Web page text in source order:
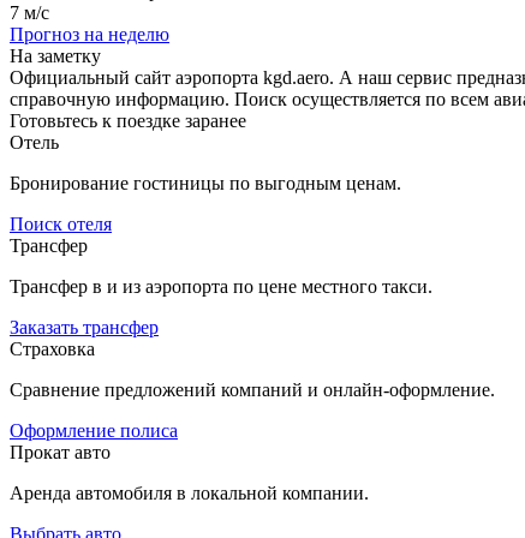
7 м/с
Прогноз на неделю
На заметку
Официальный сайт аэропорта kgd.aero. А наш сервис
справочную информацию. Поиск осуществляется по всем
Готовьтесь к поездке заранее
Отель
Бронирование гостиницы по выгодным ценам.
Поиск отеля
Трансфер
Трансфер в и из аэропорта по цене местного такси.
Заказать трансфер
Страховка
Сравнение предложений компаний и онлайн-оформление.
Оформление полиса
Прокат авто
Аренда автомобиля в локальной компании.